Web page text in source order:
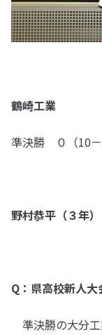
鶴崎工業
準決勝 ０（10－
野村恭平（３年）
Q：県高校新人大
準決勝の大分工